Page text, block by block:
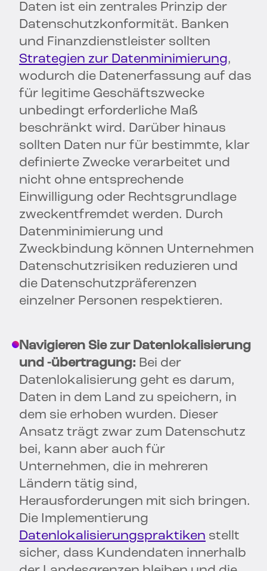
Daten ist ein zentrales Prinzip der
Datenschutzkonformität. Banken
und Finanzdienstleister sollten
Strategien zur Datenminimierung,
wodurch die Datenerfassung auf das
für legitime Geschäftszwecke
unbedingt erforderliche Maß
beschränkt wird. Darüber hinaus
sollten Daten nur für bestimmte, klar
definierte Zwecke verarbeitet und
nicht ohne entsprechende
Einwilligung oder Rechtsgrundlage
zweckentfremdet werden. Durch
Datenminimierung und
Zweckbindung können Unternehmen
Datenschutzrisiken reduzieren und
die Datenschutzpräferenzen
einzelner Personen respektieren.
Navigieren Sie zur Datenlokalisierung
und -übertragung: Bei der
Datenlokalisierung geht es darum,
Daten in dem Land zu speichern, in
dem sie erhoben wurden. Dieser
Ansatz trägt zwar zum Datenschutz
bei, kann aber auch für
Unternehmen, die in mehreren
Ländern tätig sind,
Herausforderungen mit sich bringen.
Die Implementierung
Datenlokalisierungspraktiken stellt
sicher, dass Kundendaten innerhalb